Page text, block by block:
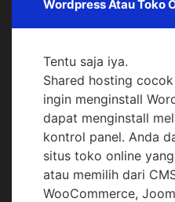
Wordpress Atau Toko
Tentu saja iya.
Shared hosting
ingin menginstall
dapat menginstall
kontrol panel. Anda
situs toko online
atau memilih dari
WooCommerce,